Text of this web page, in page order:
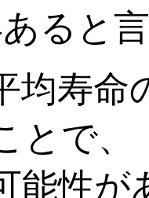
ると
均寿命
とで、
能性が